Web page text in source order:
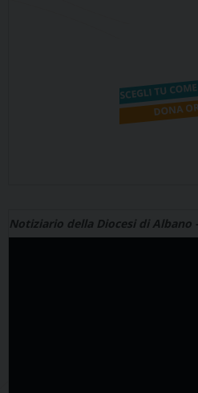
Notiziario della Diocesi di Albano